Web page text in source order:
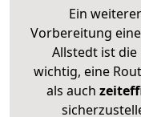
Ein
Vorbereitung
Allstedt ist die
wichtig, eine
als auch